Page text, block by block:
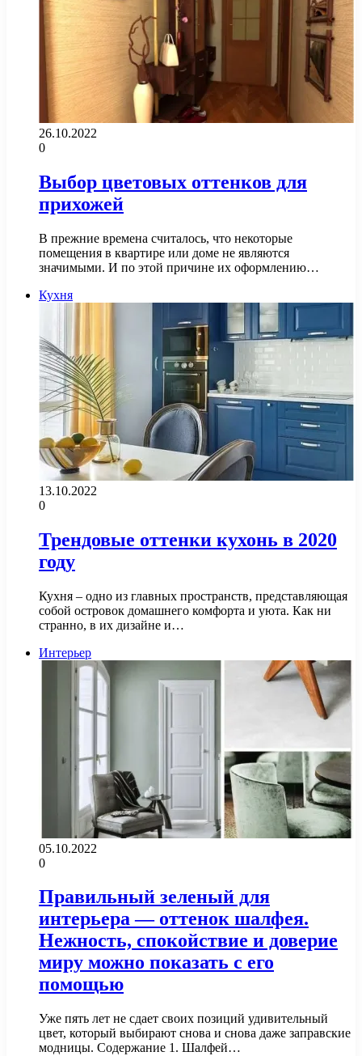
26.10.2022
0
Выбор цветовых оттенков для
прихожей
В прежние времена считалось, что некоторые
помещения в квартире или доме не являются
значимыми. И по этой причине их оформлению…
Кухня
13.10.2022
0
Трендовые оттенки кухонь в 2020
году
Кухня – одно из главных пространств, представляющая
собой островок домашнего комфорта и уюта. Как ни
странно, в их дизайне и…
Интерьер
05.10.2022
0
Правильный зеленый для
интерьера — оттенок шалфея.
Нежность, спокойствие и доверие
миру можно показать с его
помощью
Уже пять лет не сдает своих позиций удивительный
цвет, который выбирают снова и снова даже заправские
модницы. Содержание 1. Шалфей…